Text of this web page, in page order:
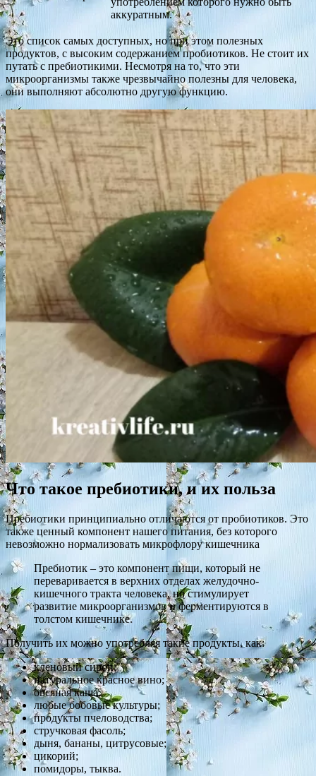
аккуратным.
Это список самых доступных, но при этом полезных
продуктов, с высоким содержанием пробиотиков. Не стоит их
путать с пребиотикими. Несмотря на то, что эти
микроорганизмы также чрезвычайно полезны для человека,
они выполняют абсолютно другую функцию.
Что такое пребиотики, и их польза
Пребиотики принципиально отличаются от пробиотиков. Это
также ценный компонент нашего питания, без которого
невозможно нормализовать микрофлору кишечника
Пребиотик – это компонент пищи, который не
переваривается в верхних отделах желудочно-
кишечного тракта человека, но стимулирует
развитие микроорганизмов и ферментируются в
толстом кишечнике.
Получить их можно употребляя такие продукты, как:
кленовый сироп;
натуральное красное вино;
овсяная каша;
любые бобовые культуры;
продукты пчеловодства;
стручковая фасоль;
дыня, бананы, цитрусовые;
цикорий;
помидоры, тыква.